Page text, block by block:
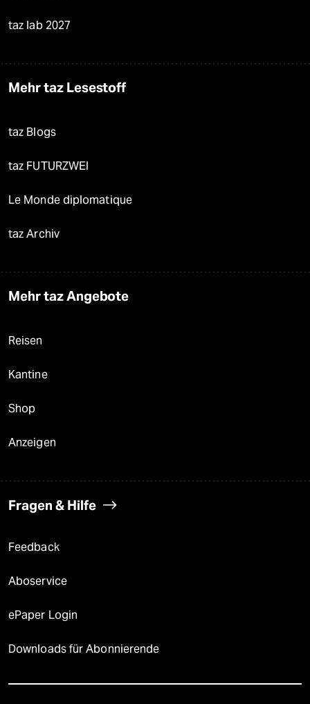
taz lab 2027
Mehr taz Lesestoff
taz Blogs
taz FUTURZWEI
Le Monde diplomatique
taz Archiv
Mehr taz Angebote
Reisen
Kantine
Shop
Anzeigen
Fragen & Hilfe
Feedback
Aboservice
ePaper Login
Downloads für Abonnierende